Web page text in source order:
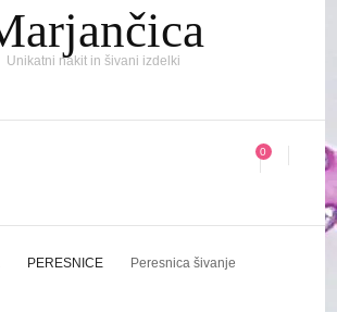
Unikatni nakit in šivani izdelki
0
PERESNICE Peresnica šivanje